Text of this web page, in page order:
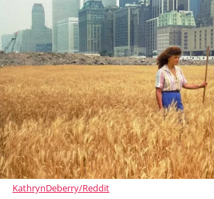
KathrynDeberry/Reddit